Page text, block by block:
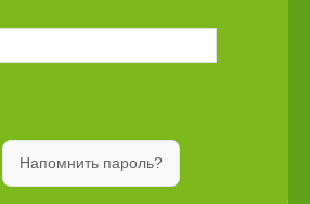
Напомнить пароль?